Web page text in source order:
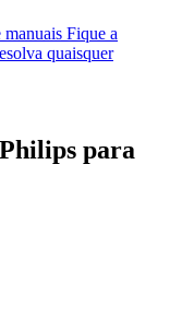
Fique a
quaisquer
para